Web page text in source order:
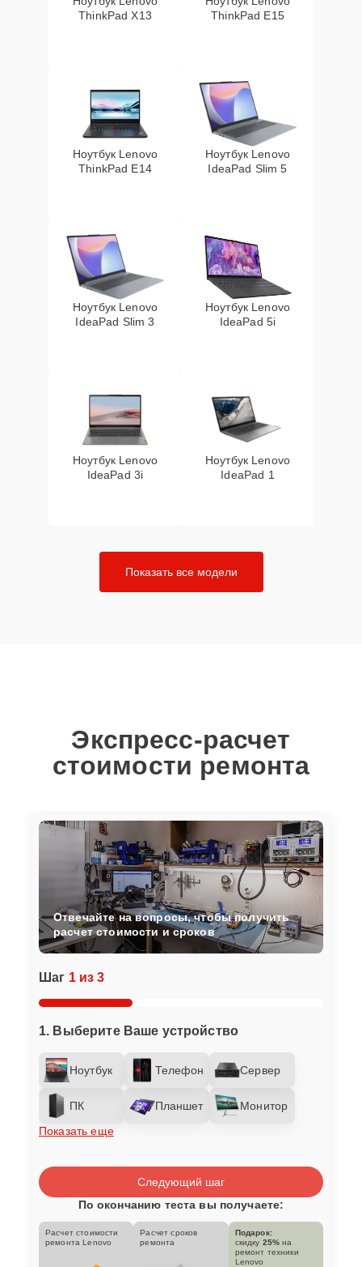
ThinkPad X13
ThinkPad E15
Ноутбук Lenovo
ThinkPad E14
Ноутбук Lenovo
IdeaPad Slim 5
Ноутбук Lenovo
IdeaPad Slim 3
Ноутбук Lenovo
IdeaPad 5i
Ноутбук Lenovo
IdeaPad 3i
Ноутбук Lenovo
IdeaPad 1
Показать все модели
Экспресс-расчет
стоимости ремонта
Шаг 1 из 3
1. Выберите Ваше устройство
Ноутбук Телефон Сервер
ПК Планшет
Монитор
Показать еще
Отвечайте на вопросы, чтобы получить
расчет стоимости и сроков
Следующий шаг
По окончанию теста вы получаете:
Расчет стоимости
ремонта Lenovo
Расчет сроков
ремонта
Подарок:
скидку 25% на
ремонт техники
Lenovo